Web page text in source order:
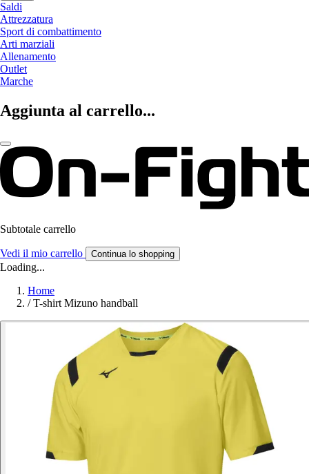
Saldi
Attrezzatura
Sport di combattimento
Arti marziali
Allenamento
Outlet
Marche
Aggiunta al carrello...
Subtotale carrello
Vedi il mio carrello Continua lo shopping
Loading...
Home
/ T-shirt Mizuno handball